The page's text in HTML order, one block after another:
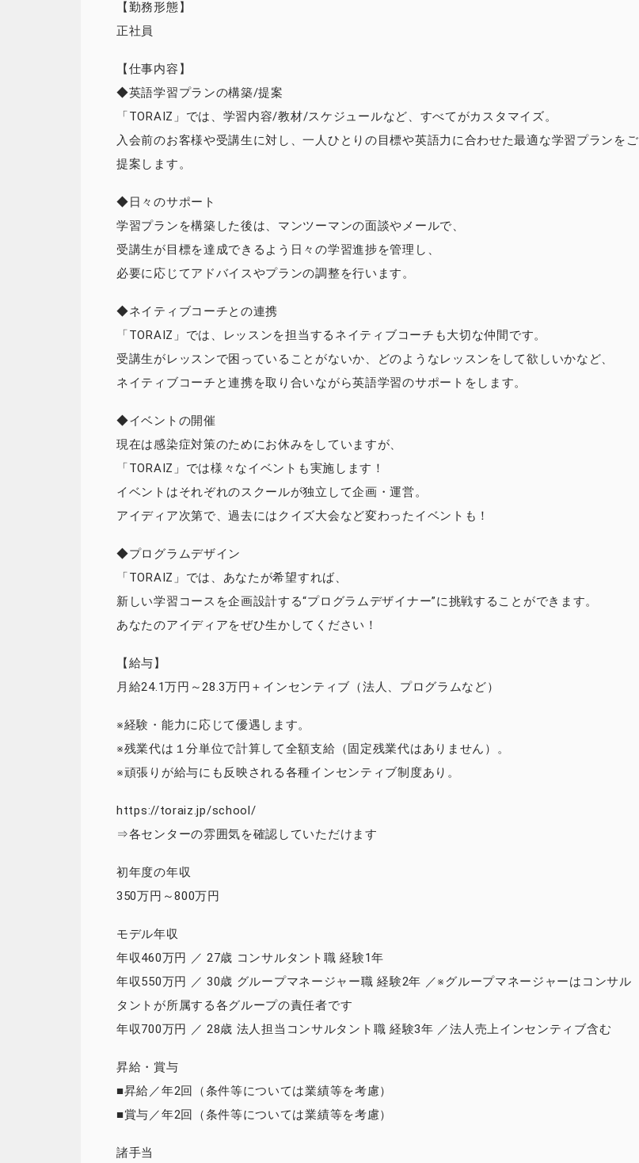
【勤務形態】
正社員
【仕事内容】
◆英語学習プランの構築/提案
「TORAIZ」では、学習内容/教材/スケジュールなど、すべてがカスタマイズ。
入会前のお客様や受講生に対し、一人ひとりの目標や英語力に合わせた最適な学習プランをご
提案します。
◆日々のサポート
学習プランを構築した後は、マンツーマンの面談やメールで、
受講生が目標を達成できるよう日々の学習進捗を管理し、
必要に応じてアドバイスやプランの調整を行います。
◆ネイティブコーチとの連携
「TORAIZ」では、レッスンを担当するネイティブコーチも大切な仲間です。
受講生がレッスンで困っていることがないか、どのようなレッスンをして欲しいかなど、
ネイティブコーチと連携を取り合いながら英語学習のサポートをします。
◆イベントの開催
現在は感染症対策のためにお休みをしていますが、
「TORAIZ」では様々なイベントも実施します！
イベントはそれぞれのスクールが独立して企画・運営。
アイディア次第で、過去にはクイズ大会など変わったイベントも！
◆プログラムデザイン
「TORAIZ」では、あなたが希望すれば、
新しい学習コースを企画設計する“プログラムデザイナー”に挑戦することができます。
あなたのアイディアをぜひ生かしてください！
【給与】
月給24.1万円～28.3万円＋インセンティブ（法人、プログラムなど）
※経験・能力に応じて優遇します。
※残業代は１分単位で計算して全額支給（固定残業代はありません）。
※頑張りが給与にも反映される各種インセンティブ制度あり。
https://toraiz.jp/school/
⇒各センターの雰囲気を確認していただけます
初年度の年収
350万円～800万円
モデル年収
年収460万円 ／ 27歳 コンサルタント職 経験1年
年収550万円 ／ 30歳 グループマネージャー職 経験2年 ／※グループマネージャーはコンサル
タントが所属する各グループの責任者です
年収700万円 ／ 28歳 法人担当コンサルタント職 経験3年 ／法人売上インセンティブ含む
昇給・賞与
■昇給／年2回（条件等については業績等を考慮）
■賞与／年2回（条件等については業績等を考慮）
諸手当